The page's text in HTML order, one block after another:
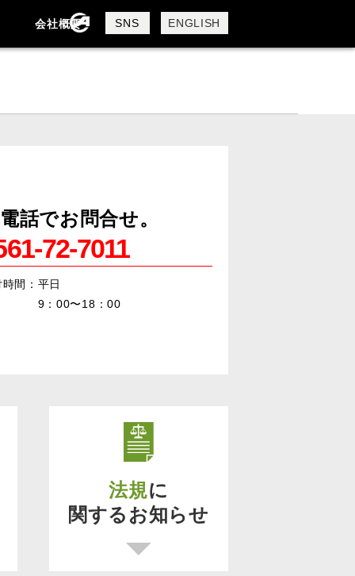
会社概要
会社概要
採用情報
SNS ENGLISH
話でお問合せ。
72-7011
間：平日
00〜18：00
法規に
関するお知らせ